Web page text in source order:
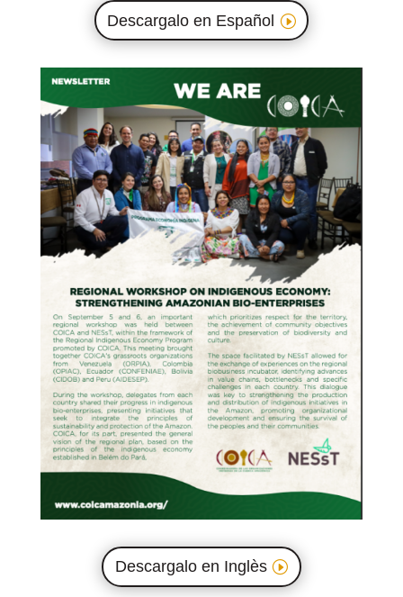
Descargalo en Español
Descargalo en Inglès